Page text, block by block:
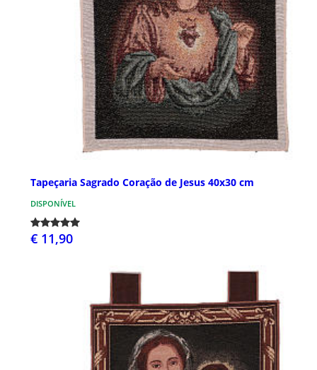
Tapeçaria Sagrado Coração de Jesus 40x30 cm
DISPONÍVEL
€ 11,90